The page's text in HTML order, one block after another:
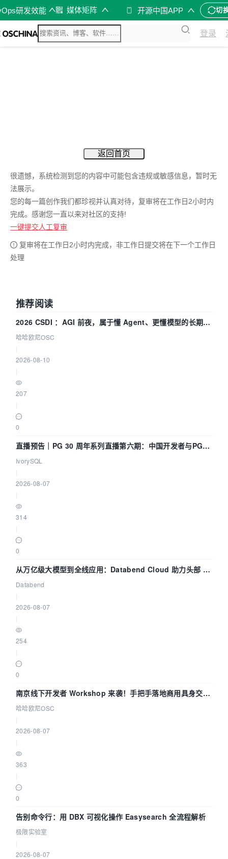
研发效能 媒体矩阵 开源中国APP 切
登录
返回首页
很遗憾，系统检测到您的内容中可能包含违规或敏感信息，暂时无
法展示。
您的每一篇创作我们都珍视并认真对待，复审将在工作日2小时内
完成。感谢您一直以来对社区的支持!
一键提交人工复审
复审将在工作日2小时内完成，非工作日提交将在下一个工作日
处理
推荐阅读
2026 CSDI ：AGI 前夜，属于懂 Agent、更懂模型的长期深
耕企业
哈哈欧尼OSC
2026-08-10
207
0
直播预告｜PG 30 周年系列直播第六期：中国开发者与PG内
核——我们改得动吗？我们贡献了什么？
IvorySQL
2026-08-07
314
0
从万亿级大模型到全线应用：Databend Cloud 助力头部 AI
企业构建全链路 Trace 数据管道
Databend
2026-08-07
254
0
南京线下开发者 Workshop 来袭！手把手落地商用具身交互
智能 Agent 应用
哈哈欧尼OSC
2026-08-07
363
0
告别命令行：用 DBX 可视化操作 Easysearch 全流程解析
极限实验室
2026-08-07